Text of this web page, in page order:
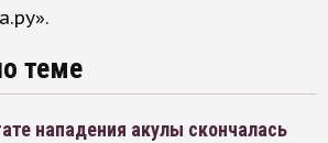
теме
нападения акулы скончалась